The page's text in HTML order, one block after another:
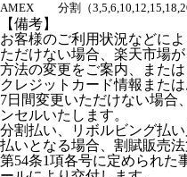
AMEX
分割（
【備考】
お客様のご利用状況などに
ただけない場合、楽天市場
方法の変更をご案内、また
クレジットカード情報また
7日間変更いただけない場合
ンセルいたします。
分割払い、リボルビング払
払いとなる場合、割賦販売
第54条1項各号に定められた